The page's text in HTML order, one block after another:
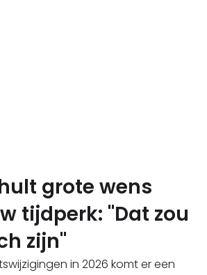
grote wens
tijdperk: "Dat zou
zijn"
in 2026 komt er een